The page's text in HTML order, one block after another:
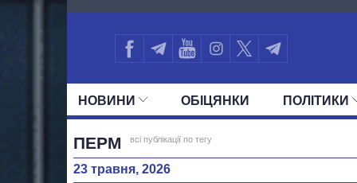
3653
НОВИНИ ОБIЦЯНКИ ПОЛIТИКИ
УСІ ПОЛІТИКИ
ПЕРМ всі публікації по тегу
23 травня, 2026